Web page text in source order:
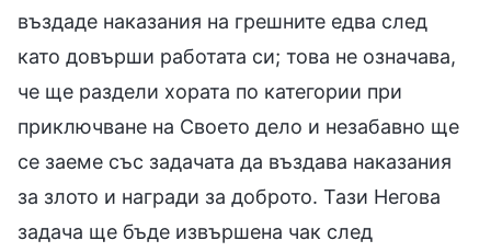
въздаде наказания на грешните едва след
като довърши работата си; това не означава,
че ще раздели хората по категории при
приключване на Своето дело и незабавно ще
се заеме със задачата да въздава наказания
за злото и награди за доброто. Тази Негова
задача ще бъде извършена чак след